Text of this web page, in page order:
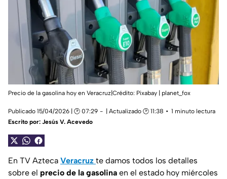
Precio de la gasolina hoy en Veracruz|Crédito: Pixabay | planet_fox
Publicado 15/04/2026 | 🕑 07:29 | Actualizado 🕑 11:38
1 minuto lectura
Escrito por: Jesús V. Acevedo
En TV Azteca Veracruz te damos todos los detalles
sobre el precio de la gasolina en el estado hoy miércoles